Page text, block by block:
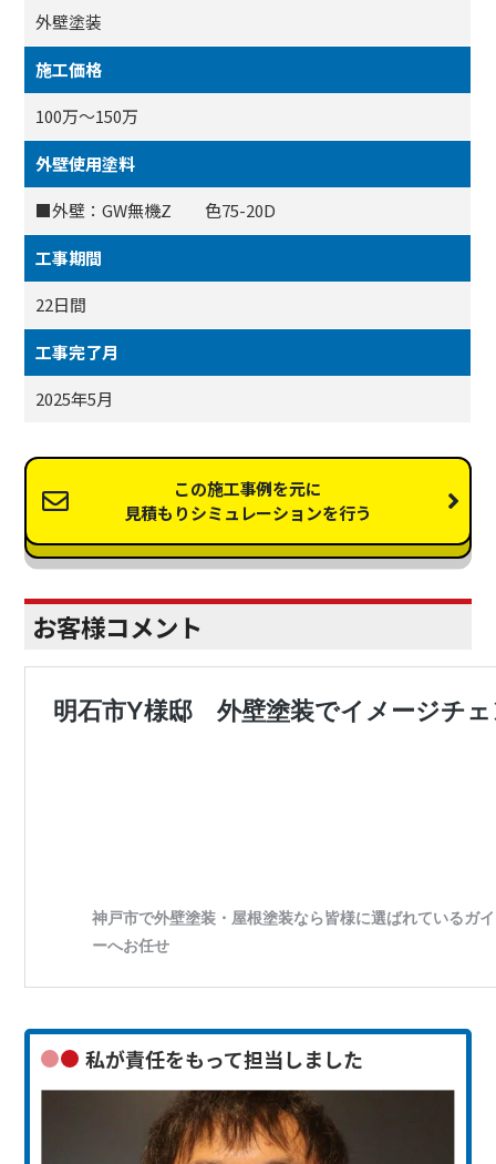
外壁塗装
施工価格
100万～150万
外壁使用塗料
■外壁：GW無機Z 色75-20D
工事期間
22日間
工事完了月
2025年5月
この施工事例を元に
見積もりシミュレーションを行う
お客様コメント
私が責任をもって担当しました